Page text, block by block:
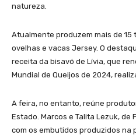
natureza.
Atualmente produzem mais de 15
ovelhas e vacas Jersey. O
receita da bisavó de Lívia, que
Mundial de Queijos de 2024,
A feira, no entanto, reúne
Estado. Marcos e Talita Lezuk,
com os embutidos produzidos na